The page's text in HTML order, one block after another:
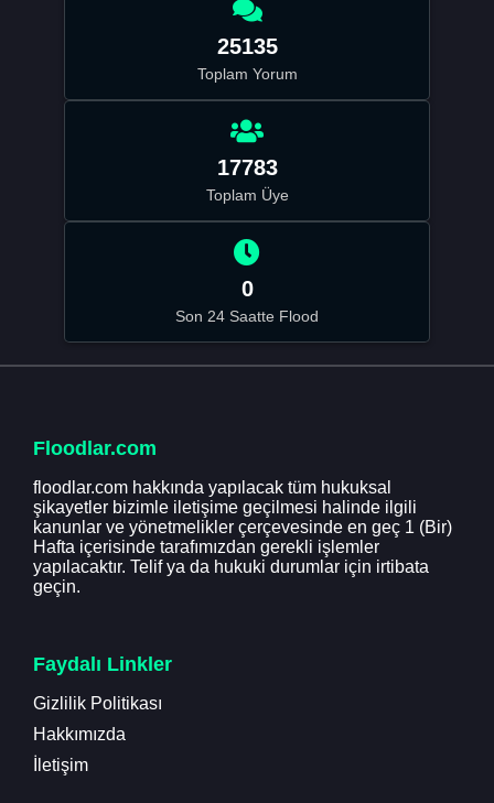
25135
Toplam Yorum
17783
Toplam Üye
0
Son 24 Saatte Flood
Floodlar.com
floodlar.com hakkında yapılacak tüm hukuksal
şikayetler bizimle iletişime geçilmesi halinde ilgili
kanunlar ve yönetmelikler çerçevesinde en geç 1 (Bir)
Hafta içerisinde tarafımızdan gerekli işlemler
yapılacaktır. Telif ya da hukuki durumlar için irtibata
geçin.
Faydalı Linkler
Gizlilik Politikası
Hakkımızda
İletişim